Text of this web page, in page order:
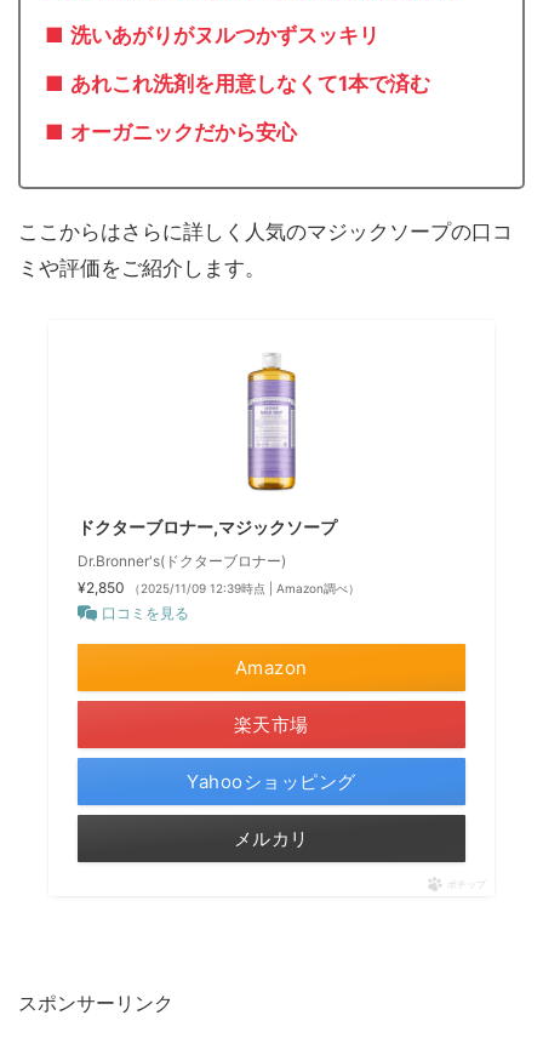
■ 洗いあがりがヌルつかずスッキリ
■ あれこれ洗剤を用意しなくて1本で済む
■ オーガニックだから安心
ここからはさらに詳しく人気のマジックソープの口コ
ミや評価をご紹介します。
ドクターブロナー,マジックソープ
Dr.Bronner's(ドクターブロナー)
¥2,850
（2025/11/09 12:39時点 | Amazon調べ）
口コミを見る
Amazon
楽天市場
Yahooショッピング
メルカリ
ポチップ
スポンサーリンク